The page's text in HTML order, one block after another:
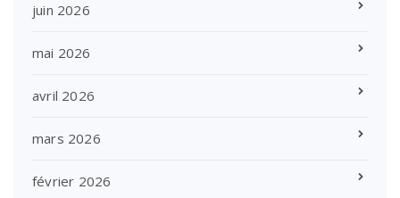
juin 2026
mai 2026
avril 2026
mars 2026
février 2026